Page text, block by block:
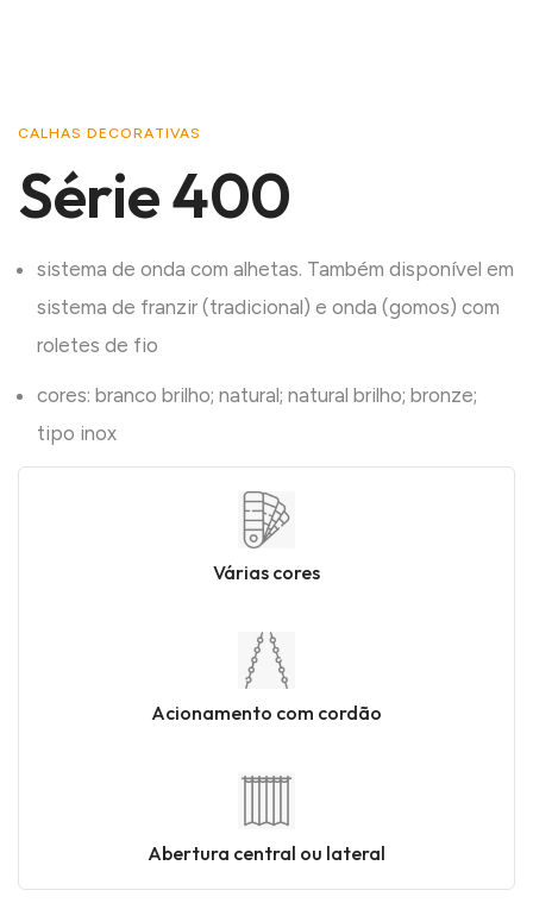
CALHAS DECORATIVAS
Série 400
sistema de onda com alhetas. Também disponível em
sistema de franzir (tradicional) e onda (gomos) com
roletes de fio
cores: branco brilho; natural; natural brilho; bronze;
tipo inox
Várias cores
Acionamento com cordão
Abertura central ou lateral